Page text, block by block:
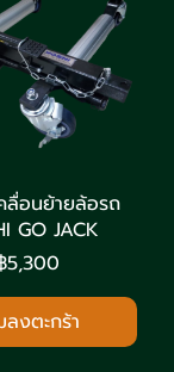
ลื่อนย้ายล้อรถ
GO JACK
5,300
ลงตะกร้า